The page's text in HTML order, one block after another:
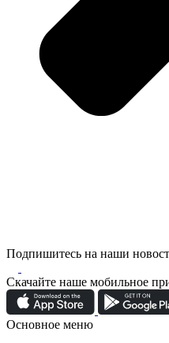
Подпишитесь на наши
Скачайте наше мобильное
Основное меню